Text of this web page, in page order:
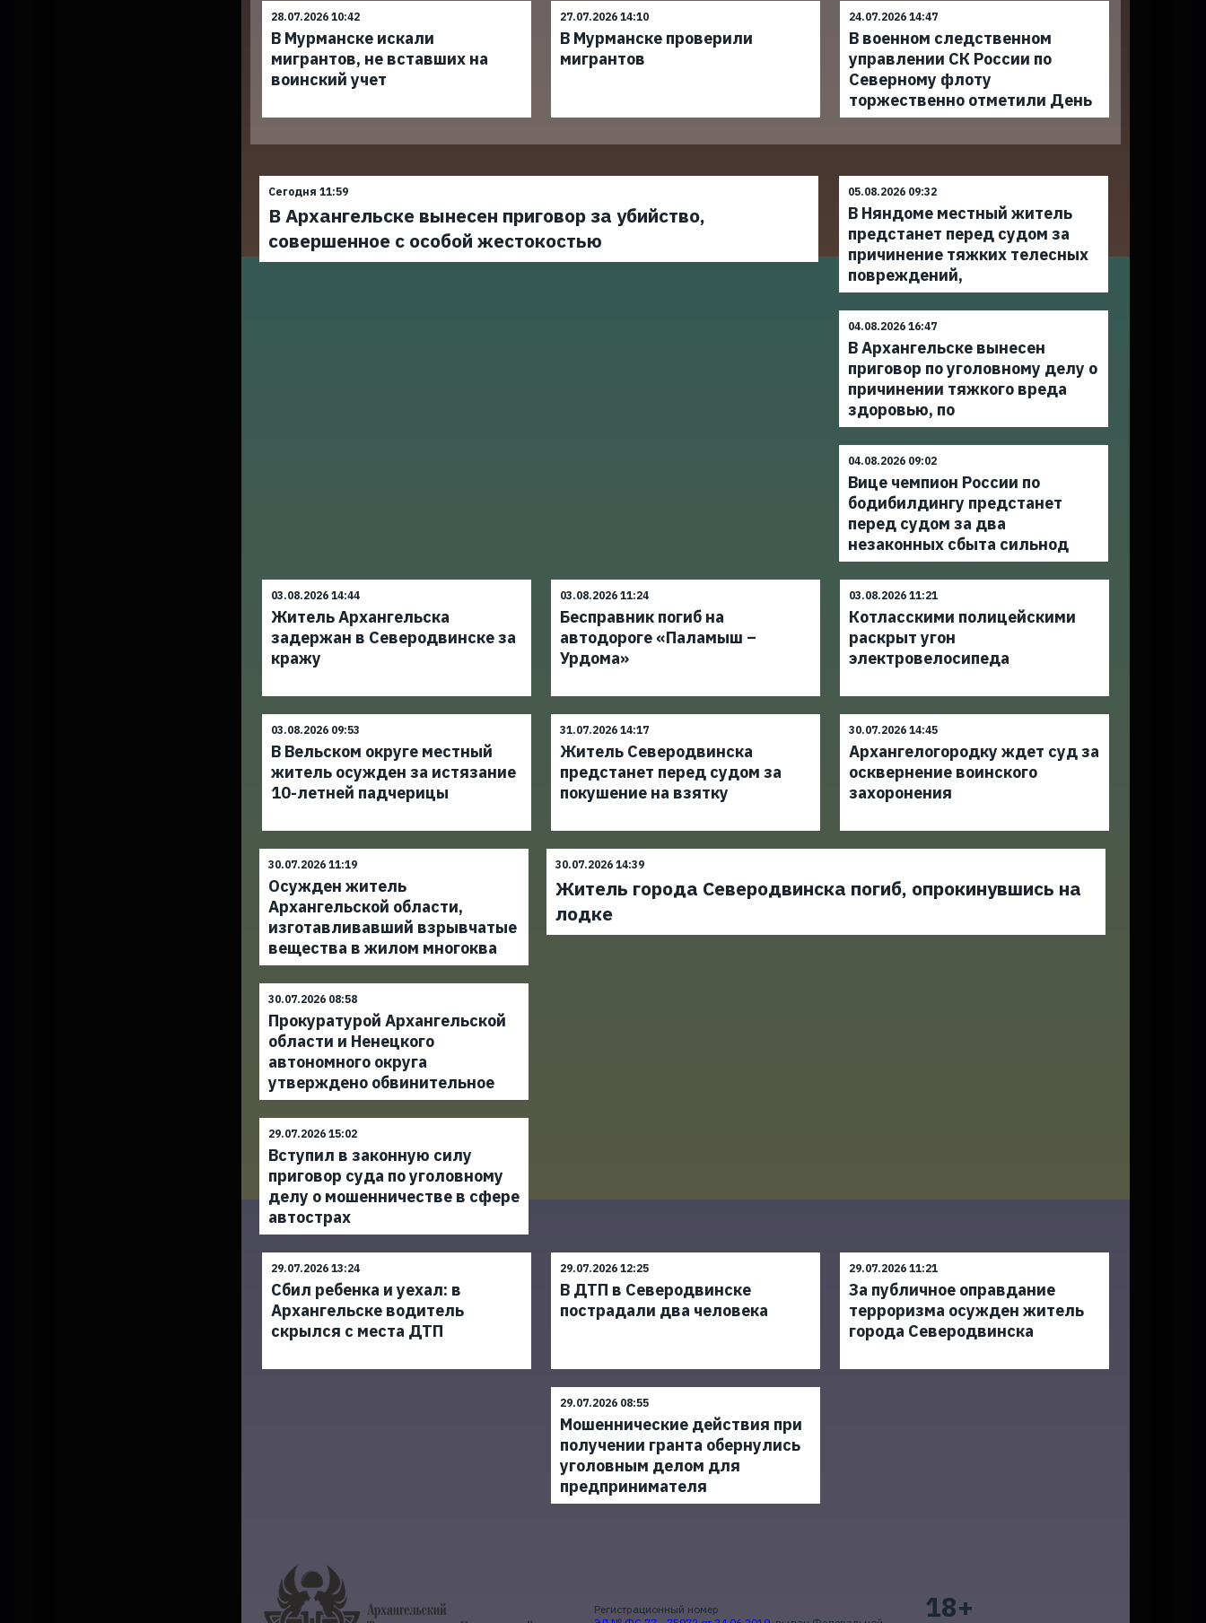
28.07.2026 10:42
В Мурманске искали
мигрантов, не вставших на
воинский учет
27.07.2026 14:10
В Мурманске проверили
мигрантов
24.07.2026 14:47
В военном следственном
управлении СК России по
Северному флоту
торжественно отметили День
Сегодня 11:59
В Архангельске вынесен приговор за убийство,
совершенное с особой жестокостью
05.08.2026 09:32
В Няндоме местный житель
предстанет перед судом за
причинение тяжких телесных
повреждений,
04.08.2026 16:47
В Архангельске вынесен
приговор по уголовному делу о
причинении тяжкого вреда
здоровью, по
04.08.2026 09:02
Вице чемпион России по
бодибилдингу предстанет
перед судом за два
незаконных сбыта сильнод
03.08.2026 14:44
Житель Архангельска
задержан в Северодвинске за
кражу
03.08.2026 11:24
Бесправник погиб на
автодороге «Паламыш –
Урдома»
03.08.2026 11:21
Котласскими полицейскими
раскрыт угон
электровелосипеда
03.08.2026 09:53
В Вельском округе местный
житель осужден за истязание
10-летней падчерицы
31.07.2026 14:17
Житель Северодвинска
предстанет перед судом за
покушение на взятку
30.07.2026 14:45
Архангелогородку ждет суд за
осквернение воинского
захоронения
30.07.2026 14:39
Житель города Северодвинска погиб, опрокинувшись на
лодке
30.07.2026 11:19
Осужден житель
Архангельской области,
изготавливавший взрывчатые
вещества в жилом многоква
30.07.2026 08:58
Прокуратурой Архангельской
области и Ненецкого
автономного округа
утверждено обвинительное
29.07.2026 15:02
Вступил в законную силу
приговор суда по уголовному
делу о мошенничестве в сфере
автострах
29.07.2026 13:24
Сбил ребенка и уехал: в
Архангельске водитель
скрылся с места ДТП
29.07.2026 12:25
В ДТП в Северодвинске
пострадали два человека
29.07.2026 11:21
За публичное оправдание
терроризма осужден житель
города Северодвинска
29.07.2026 08:55
Мошеннические действия при
получении гранта обернулись
уголовным делом для
предпринимателя
Регистрационный номер
18+